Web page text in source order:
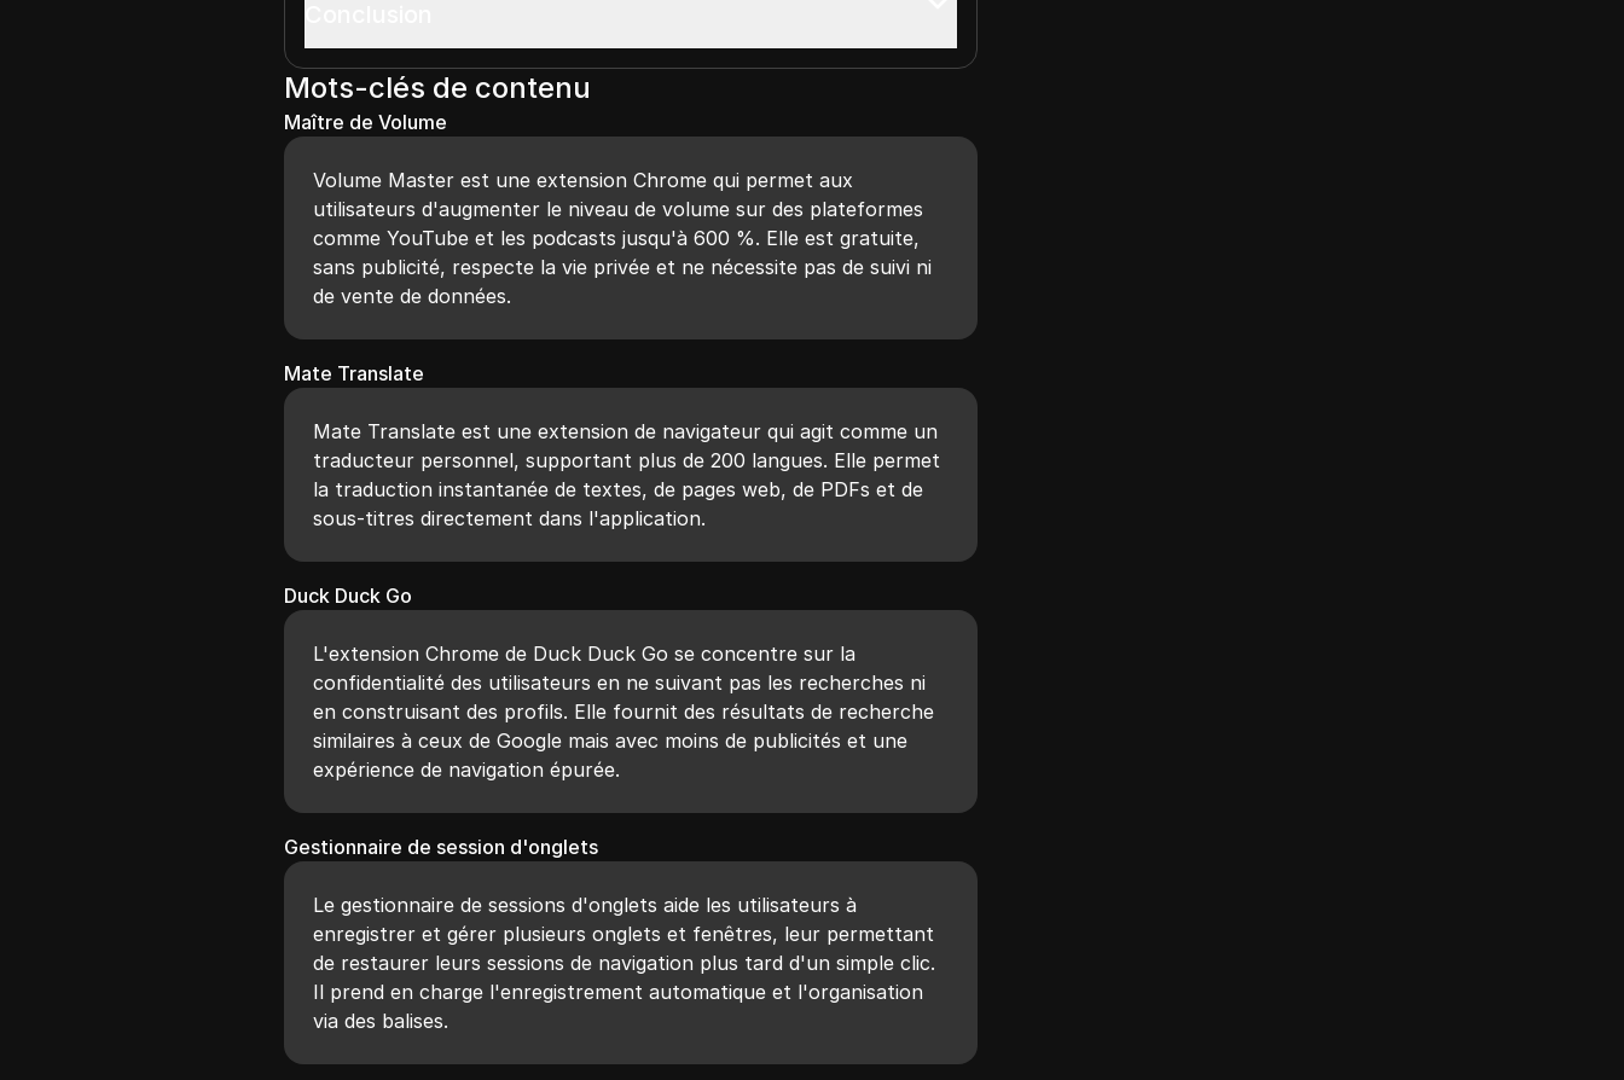
Mots-clés de contenu
Maître de Volume
Volume Master est une extension Chrome qui permet aux
utilisateurs d'augmenter le niveau de volume sur des plateformes
comme YouTube et les podcasts jusqu'à 600 %. Elle est gratuite,
sans publicité, respecte la vie privée et ne nécessite pas de suivi ni
de vente de données.
Mate Translate
Mate Translate est une extension de navigateur qui agit comme un
traducteur personnel, supportant plus de 200 langues. Elle permet
la traduction instantanée de textes, de pages web, de PDFs et de
sous-titres directement dans l'application.
Duck Duck Go
L'extension Chrome de Duck Duck Go se concentre sur la
confidentialité des utilisateurs en ne suivant pas les recherches ni
en construisant des profils. Elle fournit des résultats de recherche
similaires à ceux de Google mais avec moins de publicités et une
expérience de navigation épurée.
Gestionnaire de session d'onglets
Le gestionnaire de sessions d'onglets aide les utilisateurs à
enregistrer et gérer plusieurs onglets et fenêtres, leur permettant
de restaurer leurs sessions de navigation plus tard d'un simple clic.
Il prend en charge l'enregistrement automatique et l'organisation
via des balises.